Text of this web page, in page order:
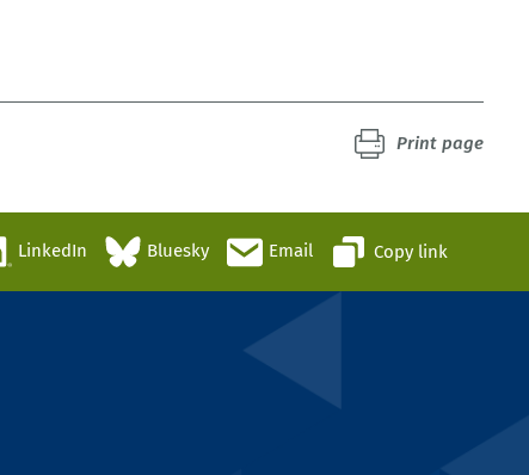
Print page
LinkedIn Bluesky Email Copy link